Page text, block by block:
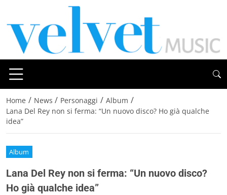
Home / News / Personaggi / Album /
Lana Del Rey non si ferma: “Un nuovo disco? Ho già qualche
idea”
Album
Lana Del Rey non si ferma: “Un nuovo disco?
Ho già qualche idea”